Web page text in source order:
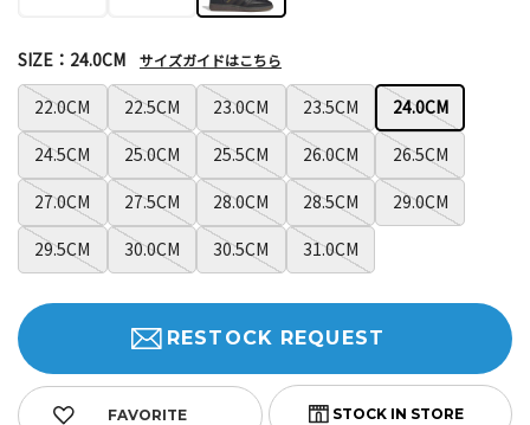
22.0CM 22.5CM 23.0CM 23.5CM
24.0CM
24.5CM
25.0CM 25.5CM 26.0CM
26.5CM
27.0CM
27.5CM 28.0CM 28.5CM
29.0CM
29.5CM
30.0CM 30.5CM 31.0CM
SIZE：24.0CM サイズガイドはこちら
FAVORITE
RESTOCK REQUEST